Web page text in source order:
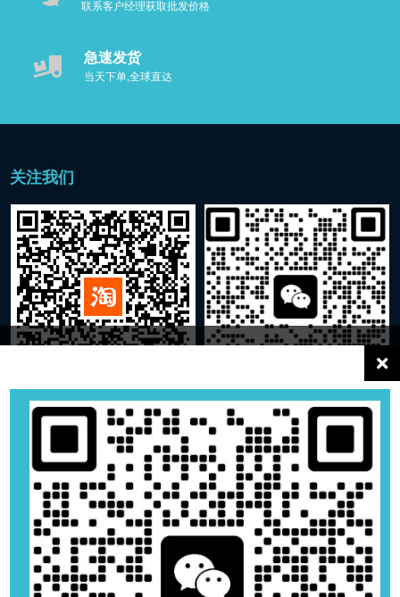
联系客户经理获取批发价格
急速发货
当天下单,全球直达
关注我们
关注企业商城 添加企业微信
Copyright © 2022 版权所有 XIYUN |沪ICP备2021031982号-1
|
沪ICP备2021031982号-1